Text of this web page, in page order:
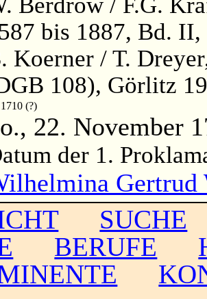
bis 1887, Bd.
Koerner / T.
108), Görlitz
(?)
22. November
der 1.
Gertrud
SUCHE
BERUFE